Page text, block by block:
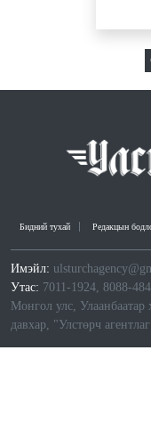
Бидний тухай Редакцын
Имэйл:
Утас: 7011-1924, 8088-
Монгол улс, Улаанбаатар
давхар, "Улстөрч